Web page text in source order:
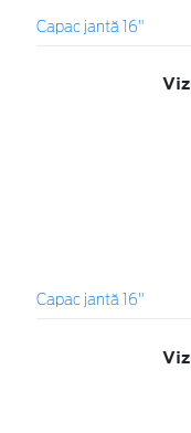
Capac jantă 16"
Capac jantă 16"